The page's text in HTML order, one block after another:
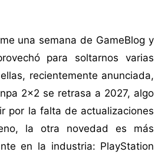
una semana de GameBlog y
para soltarnos varias
recientemente anunciada,
2×2 se retrasa a 2027, algo
por la falta de actualizaciones
la otra novedad es más
en la industria: PlayStation